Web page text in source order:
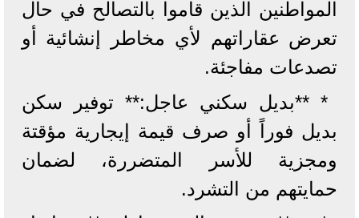
المواطنين الذين قاموا بالتصالح في حال
تعرض عقاراتهم لأي مخاطر إنشائية أو
تصدعات مفاجئة.
* **بديل سكني عاجل:** توفير سكن
بديل فوراً أو صرف قيمة إيجارية مؤقتة
ومجزية للأسر المتضررة، لضمان
حمايتهم من التشرد.